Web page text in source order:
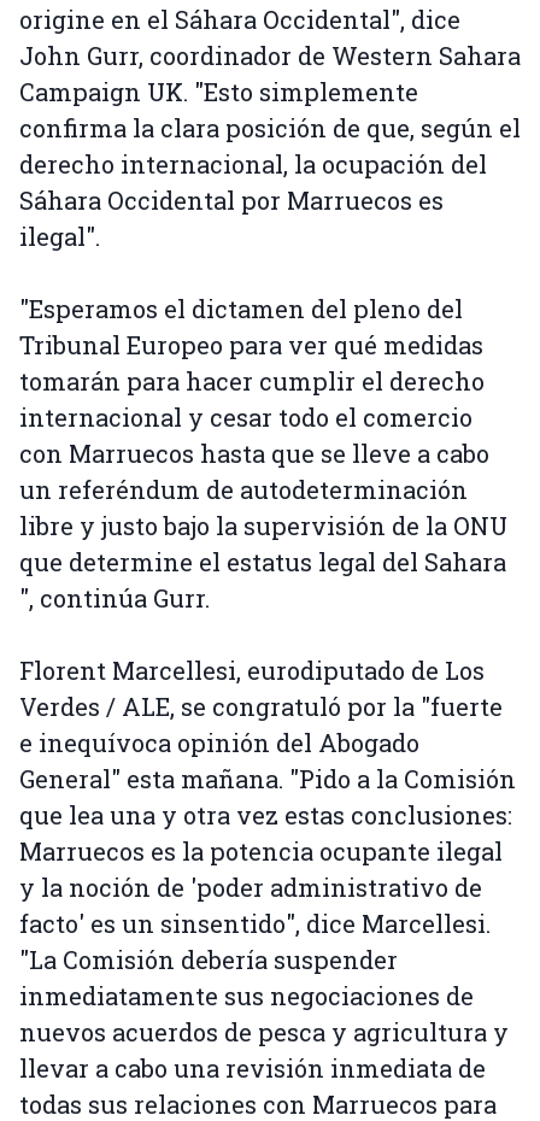
origine en el Sáhara Occidental", dice
John Gurr, coordinador de Western Sahara
Campaign UK. "Esto simplemente
confirma la clara posición de que, según el
derecho internacional, la ocupación del
Sáhara Occidental por Marruecos es
ilegal".
"Esperamos el dictamen del pleno del
Tribunal Europeo para ver qué medidas
tomarán para hacer cumplir el derecho
internacional y cesar todo el comercio
con Marruecos hasta que se lleve a cabo
un referéndum de autodeterminación
libre y justo bajo la supervisión de la ONU
que determine el estatus legal del Sahara
", continúa Gurr.
Florent Marcellesi, eurodiputado de Los
Verdes / ALE, se congratuló por la "fuerte
e inequívoca opinión del Abogado
General" esta mañana. "Pido a la Comisión
que lea una y otra vez estas conclusiones:
Marruecos es la potencia ocupante ilegal
y la noción de 'poder administrativo de
facto' es un sinsentido", dice Marcellesi.
"La Comisión debería suspender
inmediatamente sus negociaciones de
nuevos acuerdos de pesca y agricultura y
llevar a cabo una revisión inmediata de
todas sus relaciones con Marruecos para